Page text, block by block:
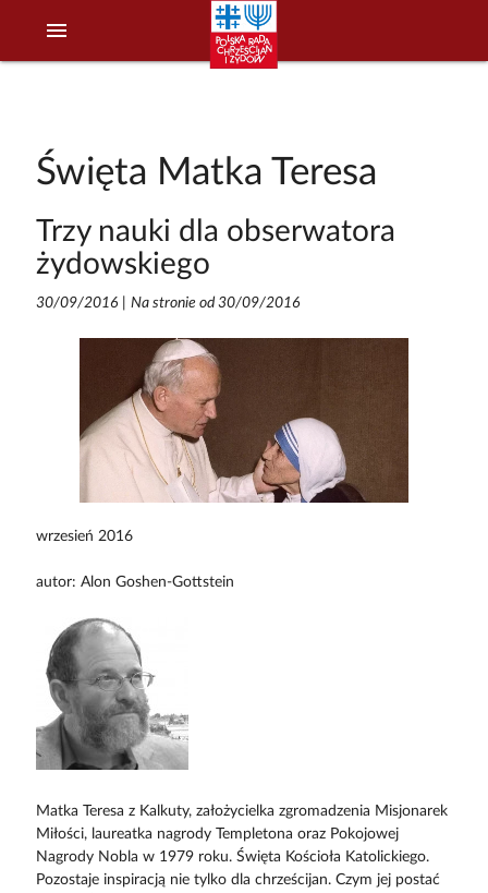
menu
Święta Matka Teresa
Trzy nauki dla obserwatora
żydowskiego
30/09/2016| Na stronie od 30/09/2016
wrzesień 2016
autor: Alon Goshen-Gottstein
Matka Teresa z Kalkuty, założycielka zgromadzenia Misjonarek
Miłości, laureatka nagrody Templetona oraz Pokojowej
Nagrody Nobla w 1979 roku. Święta Kościoła Katolickiego.
Pozostaje inspiracją nie tylko dla chrześcijan. Czym jej postać